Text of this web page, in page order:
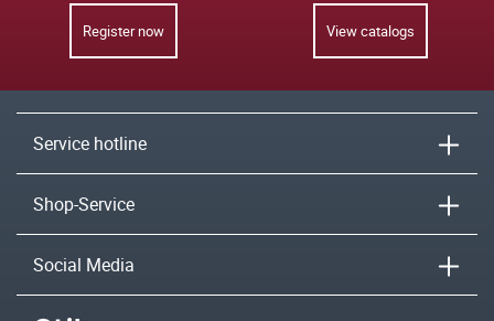
Register now View catalogs
Service hotline
Shop-Service
Social Media